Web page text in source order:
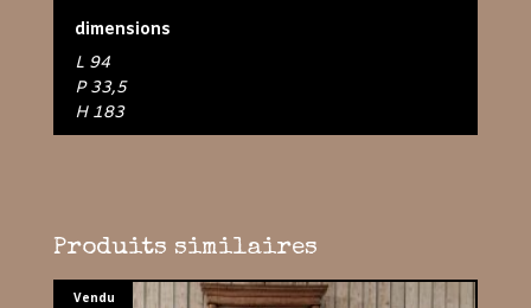
dimensions
L 94
P 33,5
H 183
Produits similaires
Vendu